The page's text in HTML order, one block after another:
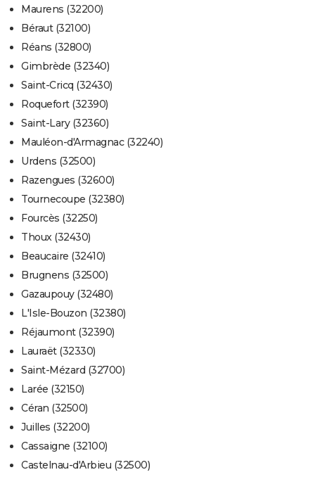
Maurens (32200)
Béraut (32100)
Réans (32800)
Gimbrède (32340)
Saint-Cricq (32430)
Roquefort (32390)
Saint-Lary (32360)
Mauléon-d'Armagnac (32240)
Urdens (32500)
Razengues (32600)
Tournecoupe (32380)
Fourcès (32250)
Thoux (32430)
Beaucaire (32410)
Brugnens (32500)
Gazaupouy (32480)
L'Isle-Bouzon (32380)
Réjaumont (32390)
Lauraët (32330)
Saint-Mézard (32700)
Larée (32150)
Céran (32500)
Juilles (32200)
Cassaigne (32100)
Castelnau-d'Arbieu (32500)